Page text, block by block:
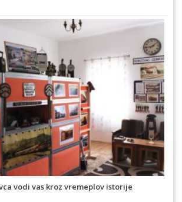
vodi vas kroz vremeplov istorije